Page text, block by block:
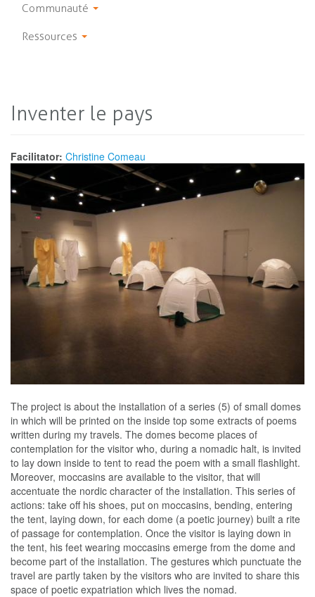
Communauté
Ressources
Inventer le pays
Facilitator: Christine Comeau
The project is about the installation of a series (5) of small domes
in which will be printed on the inside top some extracts of poems
written during my travels. The domes become places of
contemplation for the visitor who, during a nomadic halt, is invited
to lay down inside to tent to read the poem with a small flashlight.
Moreover, moccasins are available to the visitor, that will
accentuate the nordic character of the installation. This series of
actions: take off his shoes, put on moccasins, bending, entering
the tent, laying down, for each dome (a poetic journey) built a rite
of passage for contemplation. Once the visitor is laying down in
the tent, his feet wearing moccasins emerge from the dome and
become part of the installation. The gestures which punctuate the
travel are partly taken by the visitors who are invited to share this
space of poetic expatriation which lives the nomad.